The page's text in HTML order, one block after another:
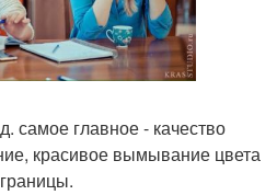
самое главное - качество
красивое вымывание цвета